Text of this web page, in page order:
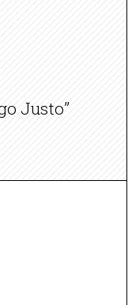
Justo”